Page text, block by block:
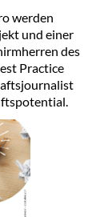
werden
und einer
des
Practice